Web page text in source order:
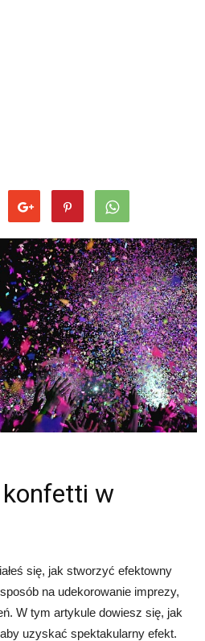
w
się, jak stworzyć efektowny
na udekorowanie imprezy,
W tym artykule dowiesz się, jak
uzyskać spektakularny efekt.